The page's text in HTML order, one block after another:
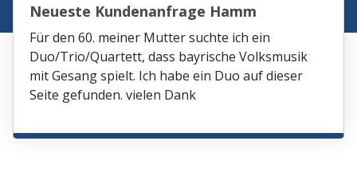
Neueste Kundenanfrage Hamm
Für den 60. meiner Mutter suchte ich ein
Duo/Trio/Quartett, dass bayrische Volksmusik
mit Gesang spielt. Ich habe ein Duo auf dieser
Seite gefunden. vielen Dank